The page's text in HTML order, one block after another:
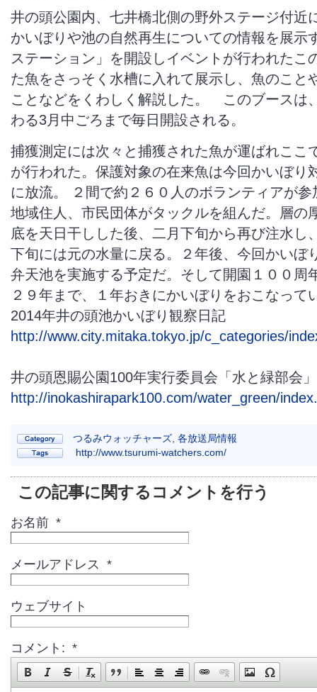
井の頭公園内、七井橋北側の野外ステージ付近
かいぼりや池の自然再生についての情報を展示
ステーション」を開設しイベントが行われたこ
た魚をさっそく水槽に入れて展示し、魚のこと
ことなどをくわしく解説した。 このブースは
わる3月中ごろまで毎日開設される。
捕獲測定には次々と捕獲された魚が運ばれここ
が行われた。保護対象の在来魚は今回かいぼり
に放流。 ２間で約２６０人のボランティアが
地域住人、市民団体がタックルを組んだ。層の
底を天日干しした後、二月下旬から再び注水し
下旬には元の水量に戻る。２年後、今回かいぼ
弁天池を実施する予定だ。そして開園１００周
２９年まで、１年おきにかいぼりをおこなって
2014年井の頭池かいぼり観察日記
http://www.city.mitaka.tokyo.jp/c_categories/
井の頭恩賜公園100年実行委員会「水と緑部会」
http://inokashirapark100.com/water_green/
つるみウォッチャーズ 各放送局情報
http://www.tsurumi-watchers.com/
この記事に関するコメントを行う
お名前 *
メールアドレス *
ウェブサイト
コメント: *